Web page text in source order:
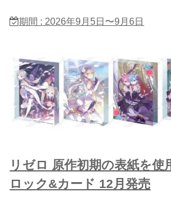
期間 : 2026年9月5日〜9月6日
リゼロ 原作初期の表紙を使
ロック&カード 12月発売